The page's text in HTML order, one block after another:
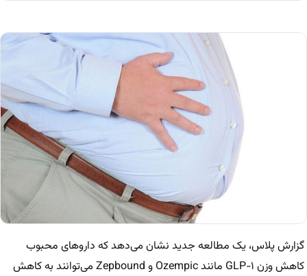
گزارش پلاس، یک مطالعه جدید نشان می‌دهد که داروهای محبوب
کاهش وزن GLP-۱ مانند Ozempic و Zepbound می‌توانند به کاهش